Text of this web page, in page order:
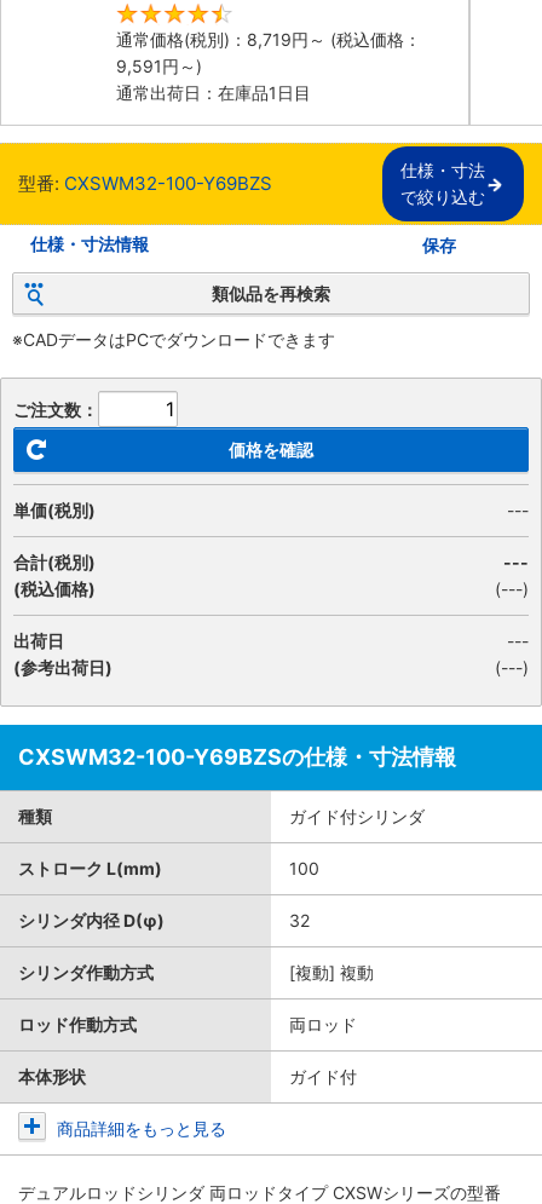
通常価格(税別)： 8,719円 ～ (税込価格：
9,591円 ～)
通常出荷日：在庫品1日目
型番: CXSWM32-100-Y69BZS
仕様・寸法
で絞り込む
仕様・寸法情報 保存
類似品を再検索
※CADデータはPCでダウンロードできます
ご注文数：
価格を確認
単価(税別) ---
合計(税別)
(税込価格)
---
(---)
出荷日
(参考出荷日)
---
(---)
CXSWM32-100-Y69BZSの仕様・寸法情報
種類 ガイド付シリンダ
ストローク L(mm) 100
シリンダ内径 D(φ) 32
シリンダ作動方式 [複動] 複動
ロッド作動方式 両ロッド
本体形状 ガイド付
商品詳細をもっと見る
デュアルロッドシリンダ 両ロッドタイプ CXSWシリーズの型番